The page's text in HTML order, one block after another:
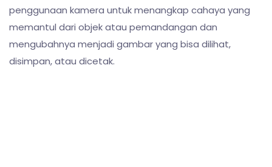
penggunaan kamera untuk menangkap cahaya yang
memantul dari objek atau pemandangan dan
mengubahnya menjadi gambar yang bisa dilihat,
disimpan, atau dicetak.